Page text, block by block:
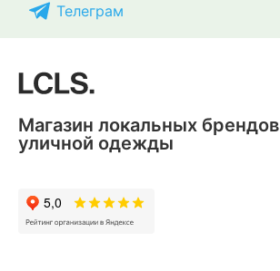
Телеграм
Магазин локальных брендов
уличной одежды